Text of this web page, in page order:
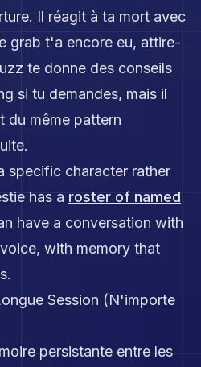
Il réagit à ta mort avec
grab t'a encore eu, attire-
te donne des conseils
si tu demandes, mais il
du même pattern
specific character rather
has a roster of named
have a conversation with
with memory that
Session (N'importe
persistante entre les